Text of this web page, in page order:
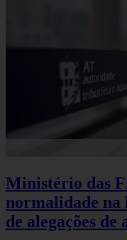
Ministério das
normalidade na
de alegações de